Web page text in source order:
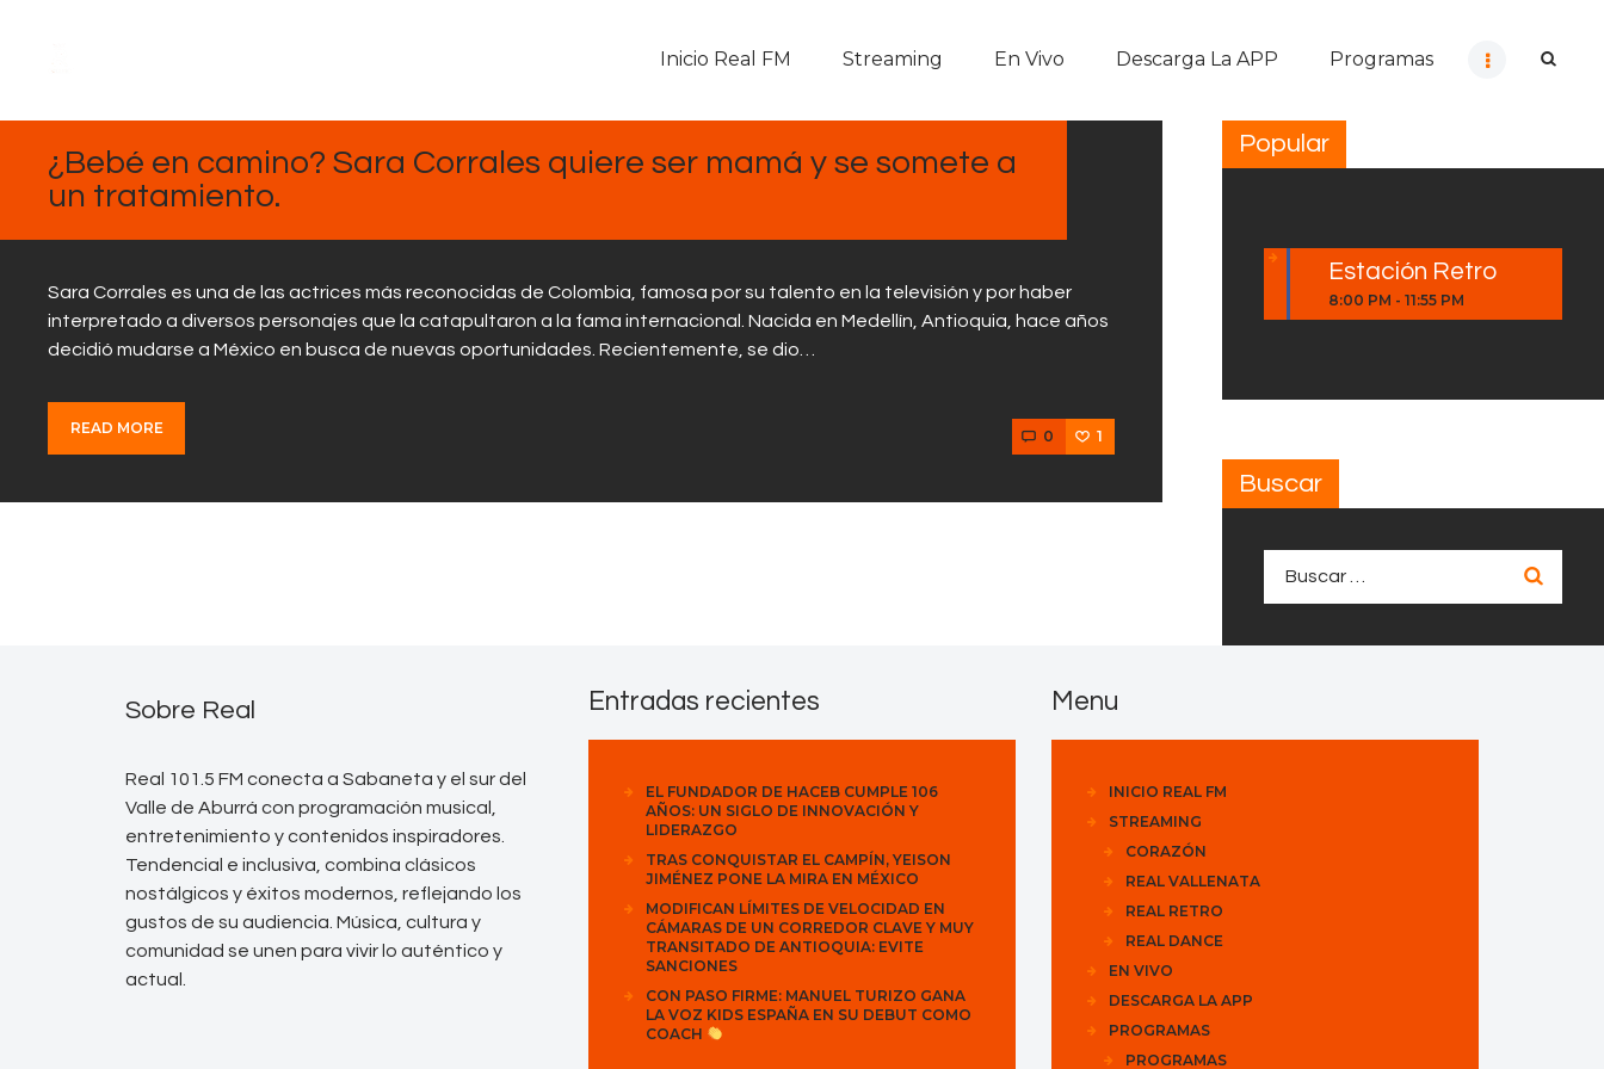
Inicio Real FM Streaming En Vivo Descarga La APP Programas
En Vivo
Descarga La APP
Programas
Noticias
¿Bebé en camino? Sara Corrales quiere ser mamá y se somete a
un tratamiento.
Sara Corrales es una de las actrices más reconocidas de Colombia, famosa por su talento en la televisión y por haber
interpretado a diversos personajes que la catapultaron a la fama internacional. Nacida en Medellín, Antioquia, hace años
decidió mudarse a México en busca de nuevas oportunidades. Recientemente, se dio…
READ MORE 0 1
Popular
Estación Retro
8:00 PM -11:55 PM
Buscar
Sobre Real
Real 101.5 FM conecta a Sabaneta y el sur del
Valle de Aburrá con programación musical,
entretenimiento y contenidos inspiradores.
Tendencial e inclusiva, combina clásicos
nostálgicos y éxitos modernos, reflejando los
gustos de su audiencia. Música, cultura y
comunidad se unen para vivir lo auténtico y
actual.
Entradas recientes
EL FUNDADOR DE HACEB CUMPLE 106
AÑOS: UN SIGLO DE INNOVACIÓN Y
LIDERAZGO
TRAS CONQUISTAR EL CAMPÍN, YEISON
JIMÉNEZ PONE LA MIRA EN MÉXICO
MODIFICAN LÍMITES DE VELOCIDAD EN
CÁMARAS DE UN CORREDOR CLAVE Y MUY
TRANSITADO DE ANTIOQUIA: EVITE
SANCIONES
CON PASO FIRME: MANUEL TURIZO GANA
LA VOZ KIDS ESPAÑA EN SU DEBUT COMO
COACH
Menu
INICIO REAL FM
STREAMING
CORAZÓN
REAL VALLENATA
REAL RETRO
REAL DANCE
EN VIVO
DESCARGA LA APP
PROGRAMAS
PROGRAMAS